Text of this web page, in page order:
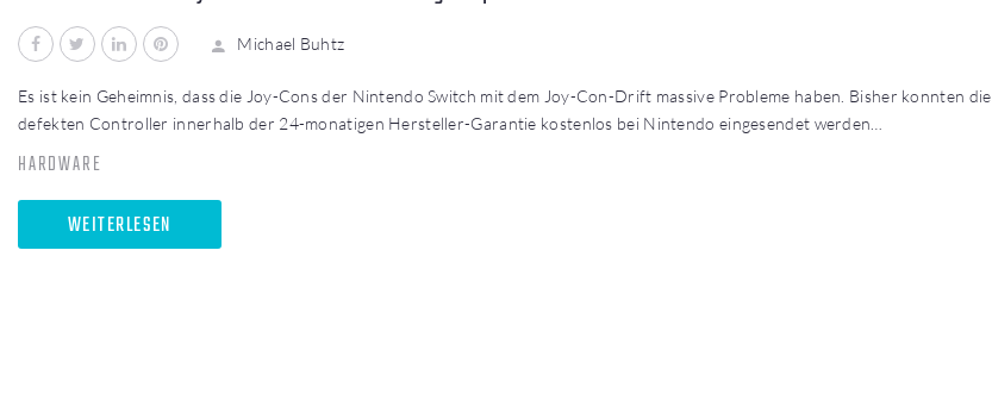
FacebookTwitterLinkedIn
Michael Buhtz
Es ist kein Geheimnis, dass die Joy-Cons der Nintendo Switch mit dem Joy-Con-Drift massive Probleme haben. Bisher konnten die
defekten Controller innerhalb der 24-monatigen Hersteller-Garantie kostenlos bei Nintendo eingesendet werden…
HARDWARE
WEITERLESEN